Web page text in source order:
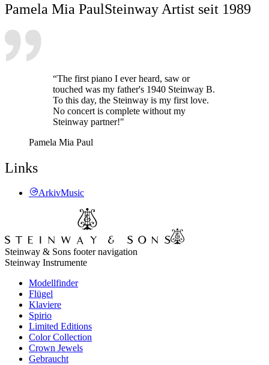
Pamela Mia PaulSteinway Artist seit 1989
“The first piano I ever heard, saw or
touched was my father's 1940 Steinway B.
To this day, the Steinway is my first love.
No concert is complete without my
Steinway partner!"
Pamela Mia Paul
Links
ArkivMusic
Steinway & Sons footer navigation
Steinway Instrumente
Modellfinder
Flügel
Klaviere
Spirio
Limited Editions
Color Collection
Crown Jewels
Gebraucht